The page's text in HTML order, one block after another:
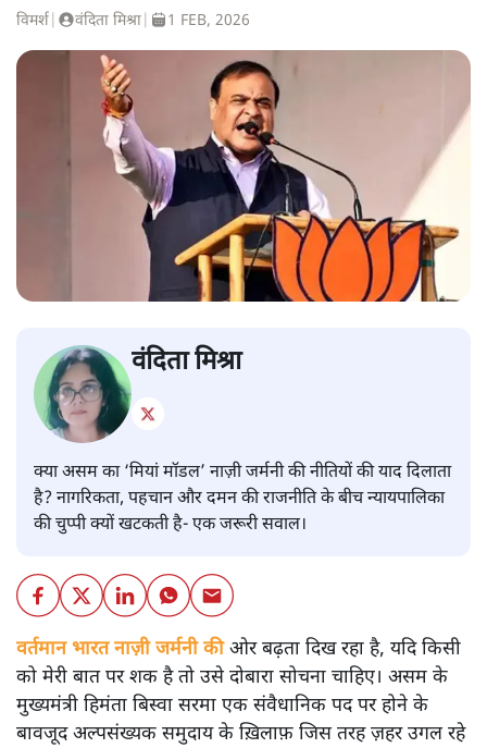
विमर्श वंदिता मिश्रा 1 FEB, 2026
वंदिता मिश्रा
क्या असम का ‘मियां मॉडल’ नाज़ी जर्मनी की नीतियों की याद दिलाता
है? नागरिकता, पहचान और दमन की राजनीति के बीच न्यायपालिका
की चुप्पी क्यों खटकती है- एक जरूरी सवाल।
वर्तमान भारत नाज़ी जर्मनी कीओर बढ़ता दिख रहा है, यदि किसी
को मेरी बात पर शक है तो उसे दोबारा सोचना चाहिए। असम के
मुख्यमंत्री हिमंता बिस्वा सरमा एक संवैधानिक पद पर होने के
बावजूद अल्पसंख्यक समुदाय के ख़िलाफ़ जिस तरह ज़हर उगल रहे